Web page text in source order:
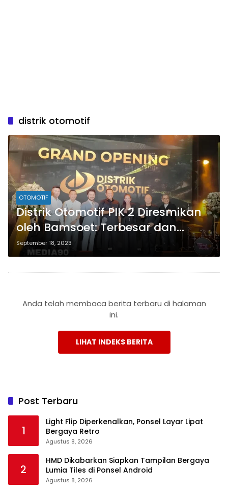
distrik otomotif
OTOMOTIF
Distrik Otomotif PIK 2 Diresmikan
oleh Bamsoet: Terbesar dan
Terlengkap di Indonesia
September 18, 2023
Anda telah membaca berita terbaru di halaman
ini.
LIHAT INDEKS BERITA
Post Terbaru
1
Light Flip Diperkenalkan, Ponsel Layar Lipat
Bergaya Retro
Agustus 8, 2026
2
HMD Dikabarkan Siapkan Tampilan Bergaya
Lumia Tiles di Ponsel Android
Agustus 8, 2026